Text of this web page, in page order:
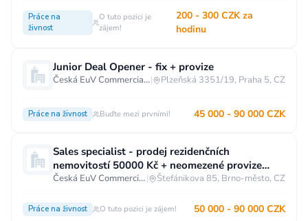
Práce na
živnost
O tuto pozici je
zájem!
200 - 300 CZK za
hodinu
Junior Deal Opener - fix + provize
Česká EuV Commercial s.r.o.| Plzeňská 3351/19, Praha 5, CZ
Práce na živnost Buďte mezi prvními! 45 000 - 90 000 CZK
Sales specialist - prodej rezidenčních
nemovitostí 50000 Kč + neomezené provize
Brno
Česká EuV Commercial s.r.o.| Štefánikova 85, Brno-město, CZ
Práce na živnost O tuto pozici je zájem! 50 000 - 90 000 CZK